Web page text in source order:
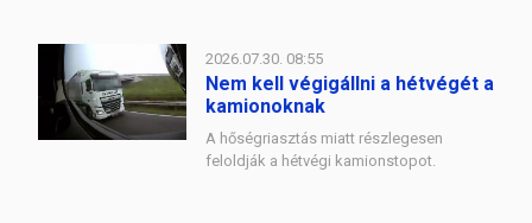
2026.07.30. 08:55
Nem kell végigállni a hétvégét a
kamionoknak
A hőségriasztás miatt részlegesen
feloldják a hétvégi kamionstopot.